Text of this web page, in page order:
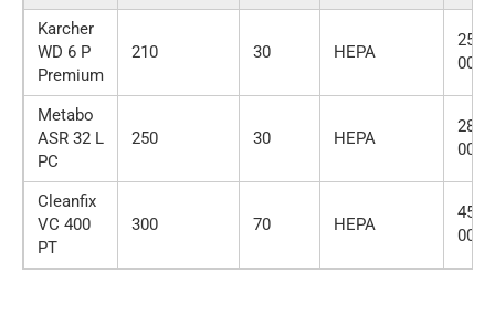
Karcher
WD 6 P
Premium
210 30 HEPA
25
000
Metabo
ASR 32 L
PC
250 30 HEPA
28
000
Cleanfix
VC 400
PT
300 70 HEPA
45
000